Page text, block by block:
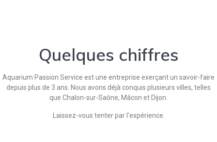
Quelques chiffres
Aquarium Passion Service est une entreprise exerçant un savoir-faire
depuis plus de 3 ans. Nous avons déjà conquis plusieurs villes, telles
que Chalon-sur-Saône, Mâcon et Dijon.
Laissez-vous tenter par l’expérience.